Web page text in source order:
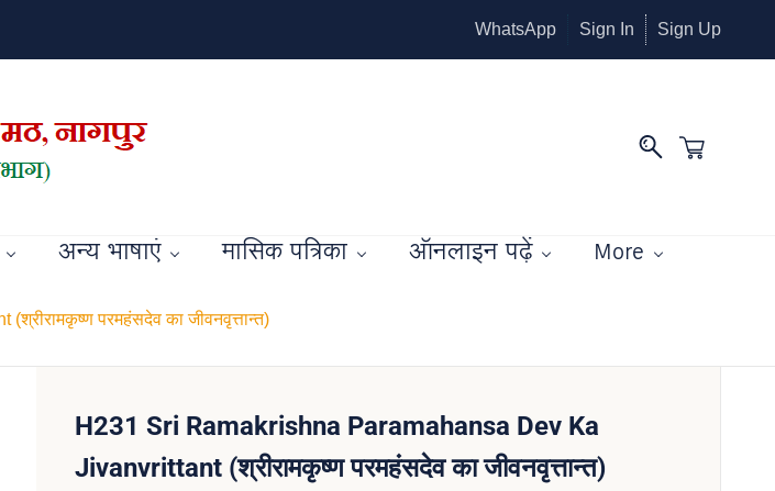
WhatsApp Sign In Sign Up
अन्य भाषाएं मासिक पत्रिका ऑनलाइन पढ़ें More
परमहंसदेव का जीवनवृत्तान्त)
H231 Sri Ramakrishna Paramahansa Dev Ka
Jivanvrittant (श्रीरामकृष्ण परमहंसदेव का जीवनवृत्तान्त)